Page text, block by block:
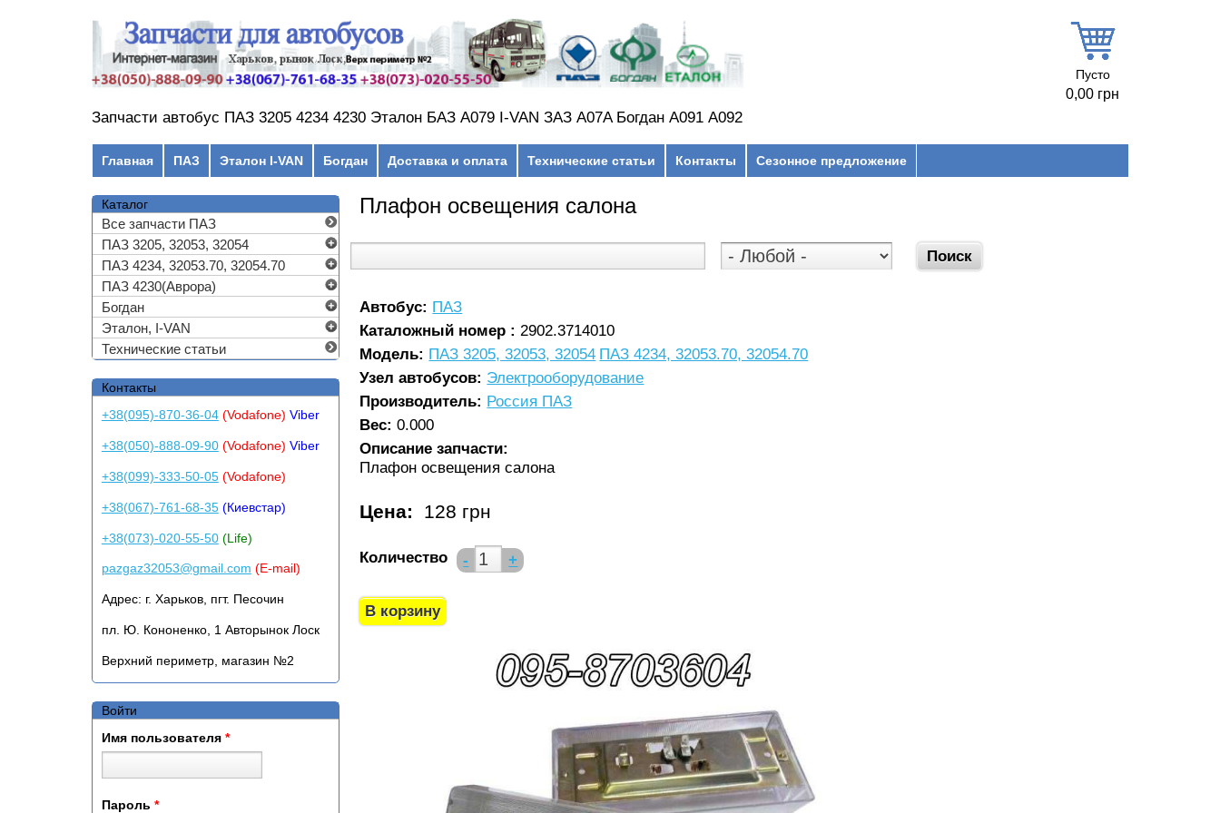
Пусто
0,00 грн
Запчасти автобус ПАЗ 3205 4234 4230 Эталон БАЗ А079 I-VAN ЗАЗ A07A Богдан А091 А092
Главная ПАЗ Эталон I-VAN Богдан Доставка и оплата Технические статьи Контакты Сезонное предложение
Плафон освещения салона
Автобус: ПАЗ
Каталожный номер : 2902.3714010
Модель: ПАЗ 3205, 32053, 32054 ПАЗ 4234, 32053.70, 32054.70
Узел автобусов: Электрооборудование
Производитель: Россия ПАЗ
Вес:0.000
Описание запчасти:
Плафон освещения салона
Цена: 128 грн
Количество - +
Каталог
Все запчасти ПАЗ
ПАЗ 3205, 32053, 32054
ПАЗ 4234, 32053.70, 32054.70
ПАЗ 4230(Аврора)
Богдан
Эталон, I-VAN
Технические статьи
Контакты
+38(095)-870-36-04(Vodafone) Viber
+38(050)-888-09-90(Vodafone) Viber
+38(099)-333-50-05(Vodafone)
+38(067)-761-68-35(Киевстар)
+38(073)-020-55-50(Life)
pazgaz32053@gmail.com (E-mail)
Адрес: г. Харьков, пгт. Песочин
пл. Ю. Кононенко, 1 Авторынок Лоск
Верхний периметр, магазин №2
Войти
Имя пользователя *
Пароль *